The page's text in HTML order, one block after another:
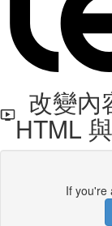
改變內
HTML
If you're